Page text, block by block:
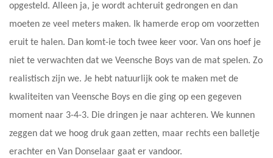
opgesteld. Alleen ja, je wordt achteruit gedrongen en dan
moeten ze veel meters maken. Ik hamerde erop om voorzetten
eruit te halen. Dan komt-ie toch twee keer voor. Van ons hoef je
niet te verwachten dat we Veensche Boys van de mat spelen. Zo
realistisch zijn we. Je hebt natuurlijk ook te maken met de
kwaliteiten van Veensche Boys en die ging op een gegeven
moment naar 3-4-3. Die dringen je naar achteren. We kunnen
zeggen dat we hoog druk gaan zetten, maar rechts een balletje
erachter en Van Donselaar gaat er vandoor.